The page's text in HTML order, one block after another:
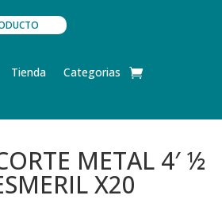
Tienda Categorias
METAL 4′ ½
X20